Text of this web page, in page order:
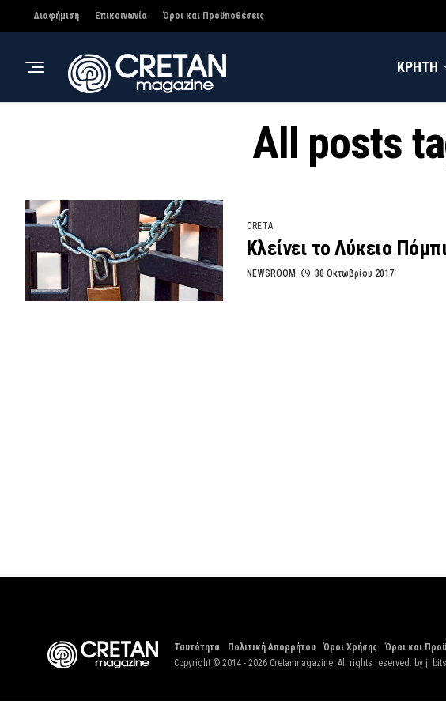
Διαφήμιση Επικοινωνία Όροι και Προϋποθέσεις
ΚΡΗΤΗ
All posts
CRETA
Κλείνει το Λύκειο
NEWSROOM 30 Οκτωβρίου 2017
Ταυτότητα Πολιτική Απορρήτου Όροι Χρήσης
Όροι και
Copyright © 2014 - 2026 Cretanmagazine. All rights reserved. by j.